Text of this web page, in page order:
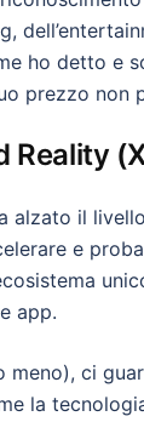
ho detto e
prezzo non
Reality
alzato il
e
app.
ci
la